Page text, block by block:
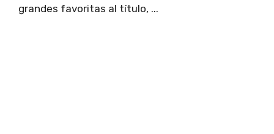
grandes favoritas al título, ...